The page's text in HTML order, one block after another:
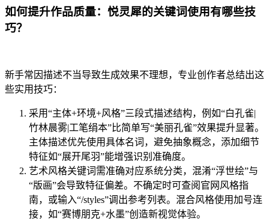
如何提升作品质量：悦灵犀的关键词使用有哪些技
巧？
新手常因描述不当导致生成效果不理想，专业创作者总结出这
些实用技巧：
采用“主体+环境+风格”三段式描述结构，例如“白孔雀|
竹林晨雾|工笔绢本”比简单写“美丽孔雀”效果提升显著。
主体描述优先使用具体名词，避免抽象概念，添加细节
特征如“展开尾羽”能增强识别准确度。
艺术风格关键词需准确对应系统分类，混淆“浮世绘”与
“版画”会导致特征偏差。不确定时可查阅官网风格指
南，或输入“/styles”调出参考列表。混合风格使用加号连
接，如“赛博朋克+水墨”创造新视觉体验。